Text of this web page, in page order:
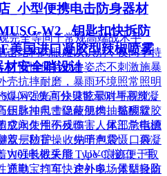
_小型便携电击防身器材
完全等同于常规高端战术手
击结构肉眼难以识别，夜间手持
可悄悄保持戒备姿态不刺激施暴
壳抗摔耐磨，暴雨环境照常照明
爆闪强光可快速眩晕对手视觉，
压脉冲电击促使肌肉抽搐酸软，
成永久性伤残伤害。尾部总电源
双层防护，收纳于包袋、口袋
W01电棍采用 Type-C 接口，手
充电宝均可快速补电。体型轻盈
W2 _钥匙扣快拆防
美国进口凝胶型辣椒喷雾
材安全哨设计
W2 集高分贝警示哨与高辣凝
钥匙扣尺寸隐蔽便携。黏稠凝胶
空间使用不反噬；人体工学指槽
盖一秒盲操。先哨声震慑、再凝
力强长效失能，UV 痕迹便于取
通勤、打车、户外多场景贴身防